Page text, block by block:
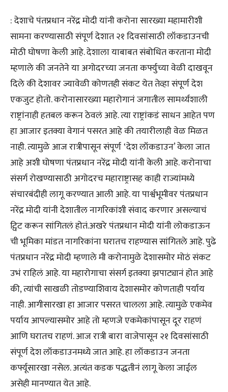
: देशाचे पंतप्रधान नरेंद्र मोदी यांनी करोना सारख्या महामारीशी
सामना करण्यासाठी संपूर्ण देशात २१ दिवसांसाठी लॉकडाउनची
मोठी घोषणा केली आहे. देशाला याबाबत संबोधित करताना मोदी
म्हणाले की जनतेने या अगोदरच्या जनता कर्फ्युच्या वेळी दाखवून
दिले की देशावर ज्यावेळी कोणतही संकट येत तेव्हा संपूर्ण देश
एकजुट होतो. करोनासारख्या महारोगानं जगातील सामर्थ्यशाली
राष्ट्रांनाही हतबल करून ठेवलं आहे. त्या राष्ट्रांकडं साधन आहेत पण
हा आजार इतक्या वेगानं पसरत आहे की तयारीलाही वेळ मिळत
नाही. त्यामुळे आज रात्रीपासून संपूर्ण ‛देश लॉकडाउन’ केला जात
आहे अशी घोषणा पंतप्रधान नरेंद्र मोदी यांनी केली आहे. करोनाचा
संसर्ग रोखण्यासाठी अगोदरच महाराष्ट्रासह काही राज्यांमध्ये
संचारबंदीही लागू करण्यात आली आहे. या पार्श्वभूमीवर पंतप्रधान
नरेंद्र मोदी यांनी देशातील नागरिकांशी संवाद करणार असल्याचं
ट्विट करून सांगितलं होतं.अखरे पंतप्रधान मोदी यांनी लोकडाऊन
ची भूमिका मांडत नागरिकांना घरातच राहण्यास सांगितले आहे. पुढे
पंतप्रधान नरेंद्र मोदी म्हणाले मी करोनामुळे देशासमोर मोठं संकट
उभं राहिलं आहे. या महारोगाचा संसर्ग इतक्या झपाट्यानं होत आहे
की, त्यांची साखळी तोडण्याशिवाय देशासमोर कोणताही पर्याय
नाही. आगीसारखा हा आजार पसरत चालला आहे. त्यामुळे एकमेव
पर्याय आपल्यासमोर आहे तो म्हणजे एकमेकांपासून दूर राहणं
आणि घरातच राहणं. आज रात्री बारा वाजेपासून २१ दिवसांसाठी
संपूर्ण देश लॉकडाउनमध्ये जात आहे. हा लॉकडाउन जनता
कर्फ्यूसारखा नसेल. अत्यंत कडक पद्धतीनं लागू केला जाईल
असेही मानण्यात येत आहे.